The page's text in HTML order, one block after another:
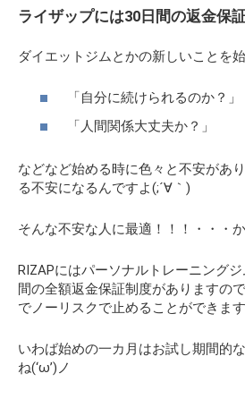
ライザップには30日間の返金保
ダイエットジムとかの新しいことを
「自分に続けられるのか？」
「人間関係大丈夫か？」
などなど始める時に色々と不安があ
る不安になるんですよ(;´∀｀)
そんな不安な人に最適！！！・・・
RIZAPにはパーソナルトレーニング
間の全額返金保証制度がありますの
でノーリスクで止めることができます
いわば始めの一カ月はお試し期間的
ね(‘ω’)ノ